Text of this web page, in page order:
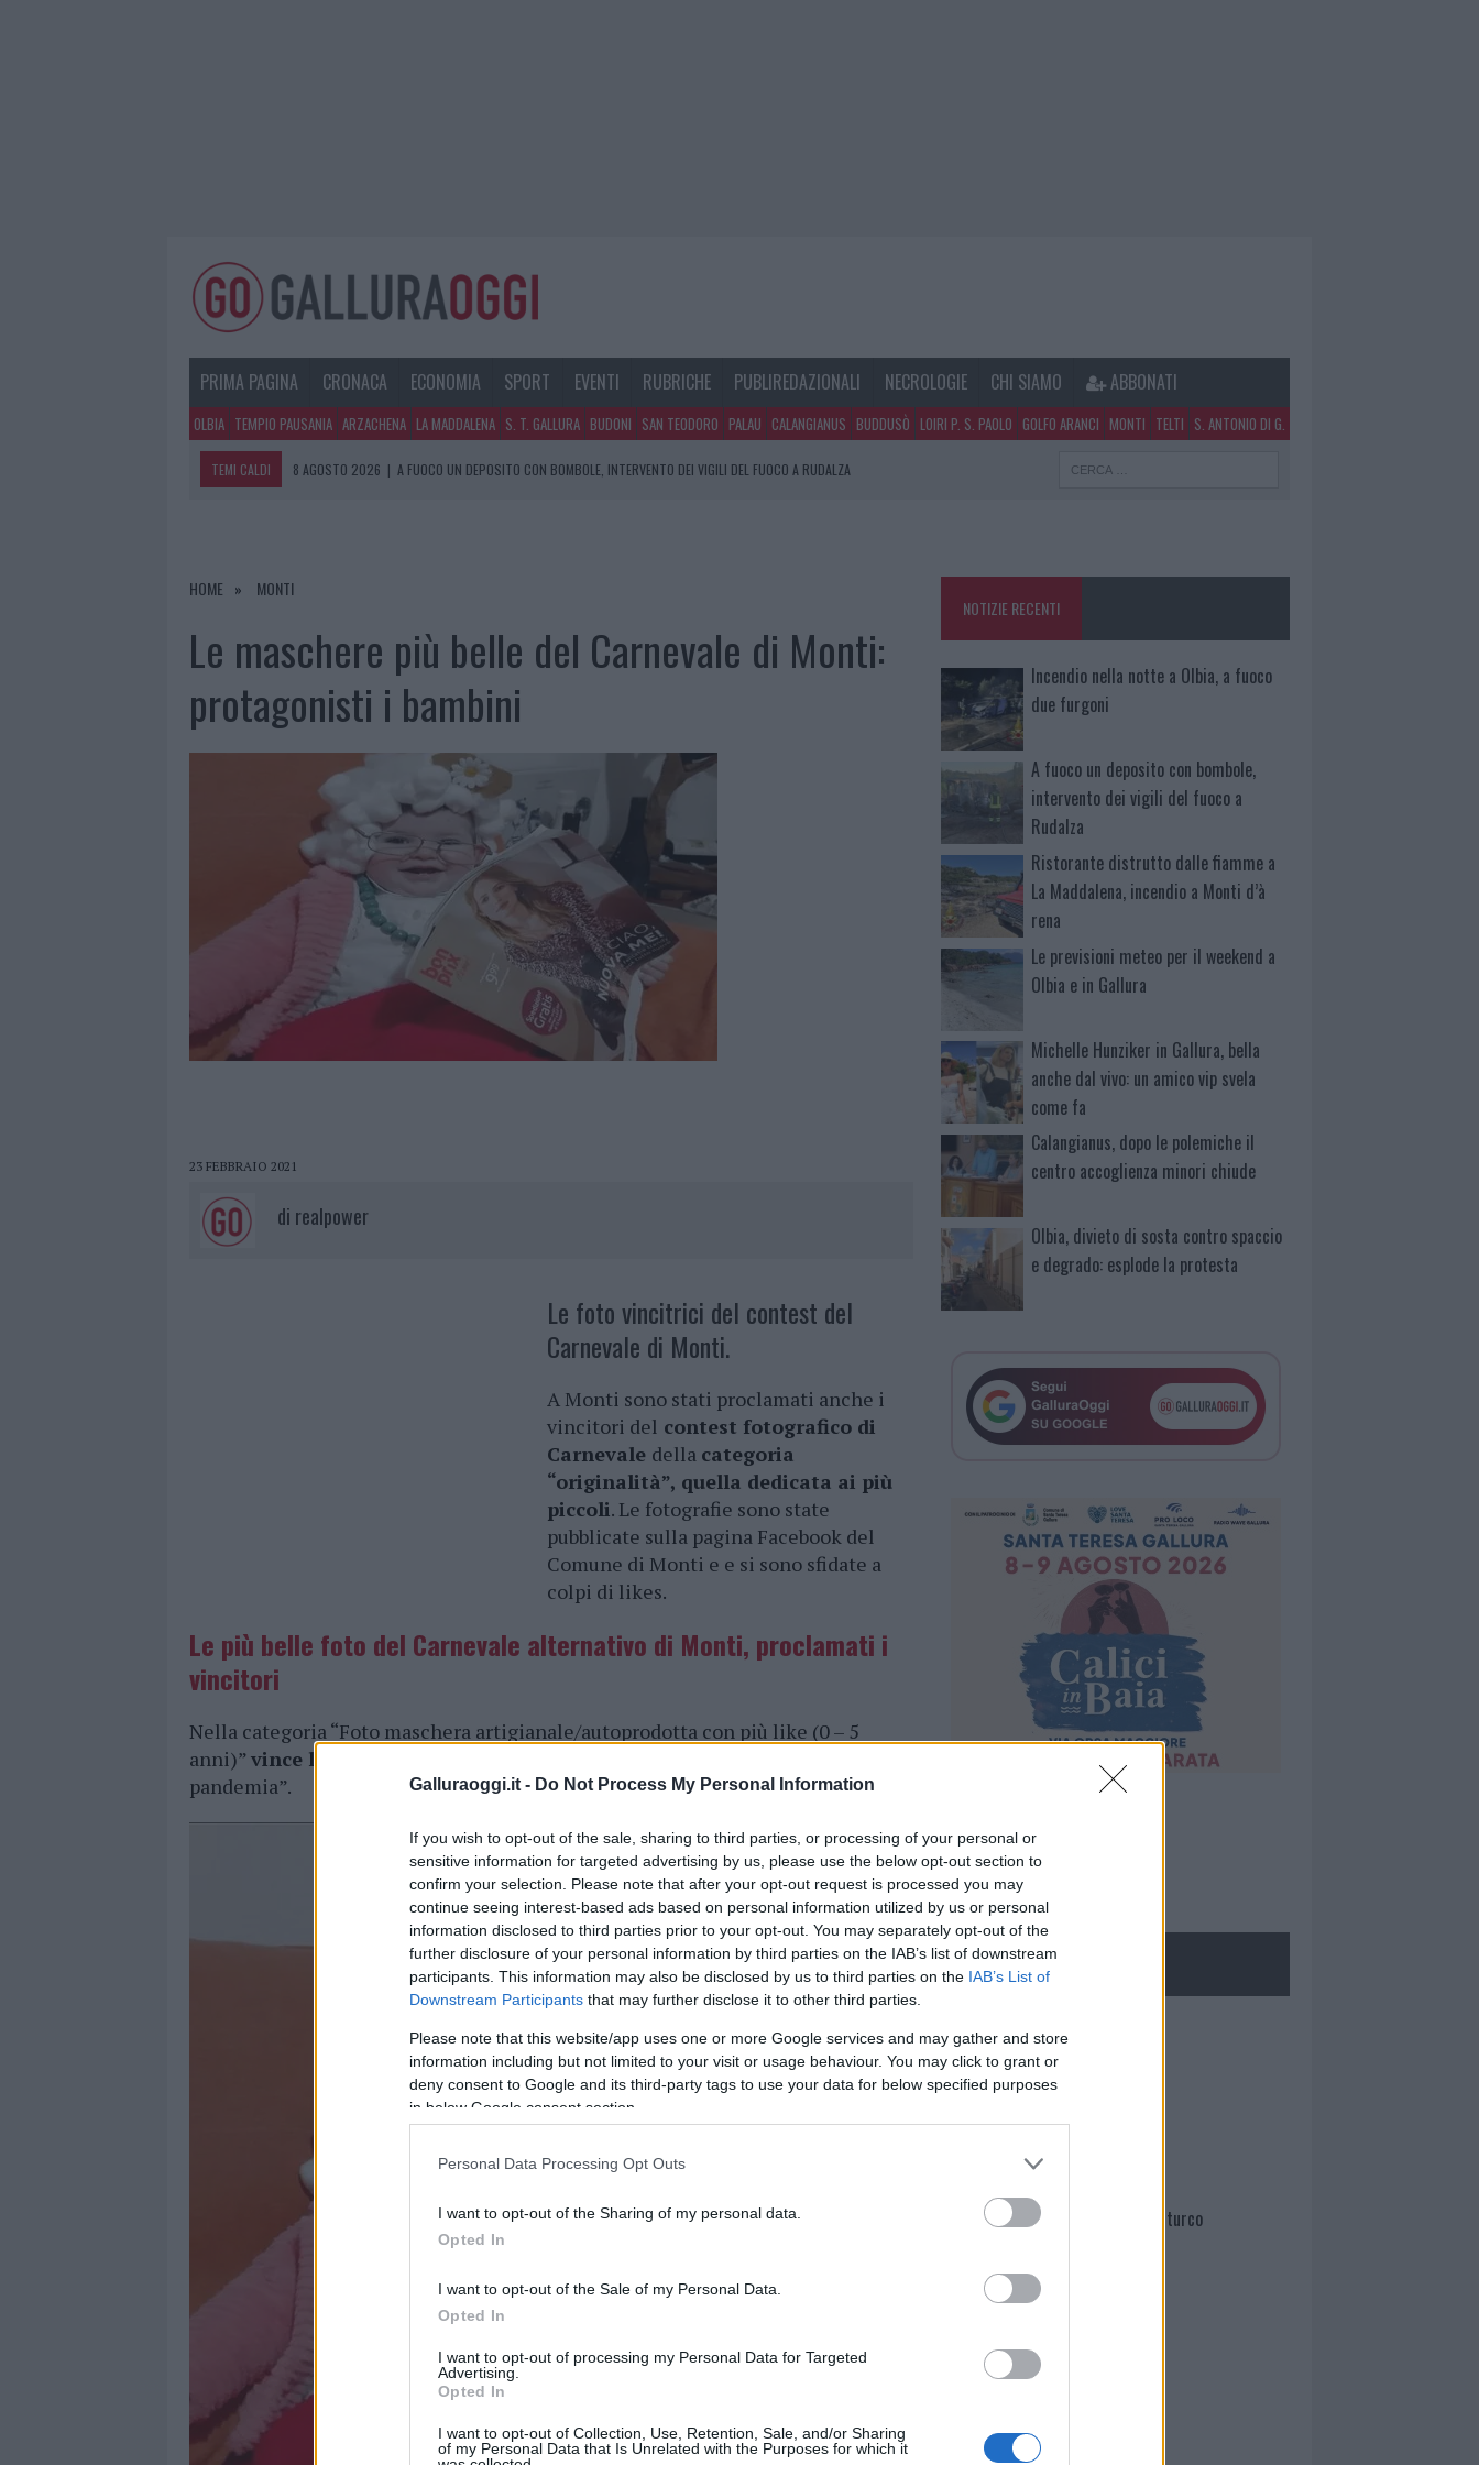
Galluraoggi.it - Do Not Process My Personal Information
If you wish to opt-out of the sale, sharing to third parties, or processing of your personal or
sensitive information for targeted advertising by us, please use the below opt-out section to
confirm your selection. Please note that after your opt-out request is processed you may
continue seeing interest-based ads based on personal information utilized by us or personal
information disclosed to third parties prior to your opt-out. You may separately opt-out of the
further disclosure of your personal information by third parties on the IAB’s list of downstream
participants. This information may also be disclosed by us to third parties on the IAB’s List of
Downstream Participants that may further disclose it to other third parties.
Please note that this website/app uses one or more Google services and may gather and store
information including but not limited to your visit or usage behaviour. You may click to grant or
deny consent to Google and its third-party tags to use your data for below specified purposes
in below Google consent section.
Personal Data Processing Opt Outs
I want to opt-out of the Sharing of my personal data.
Opted In
I want to opt-out of the Sale of my Personal Data.
Opted In
I want to opt-out of processing my Personal Data for Targeted
Advertising.
Opted In
I want to opt-out of Collection, Use, Retention, Sale, and/or Sharing
of my Personal Data that Is Unrelated with the Purposes for which it
PRIMA PAGINA CRONACA ECONOMIA SPORT EVENTI RUBRICHE PUBLIREDAZIONALI NECROLOGIE CHI SIAMO ABBONATI
OLBIA TEMPIO PAUSANIA ARZACHENA LA MADDALENA S. T. GALLURA BUDONI SAN TEODORO PALAU CALANGIANUS BUDDUSÒ LOIRI P. S. PAOLO GOLFO ARANCI MONTI TELTI S. ANTONIO DI G.
TEMI CALDI 8 AGOSTO 2026 | A FUOCO UN DEPOSITO CON BOMBOLE, INTERVENTO DEI VIGILI DEL FUOCO A RUDALZA
7 AGOSTO 2026
HOME MONTI
Le maschere più belle del Carnevale di Monti:
protagonisti i bambini
23 FEBBRAIO 2021
di realpower
Le foto vincitrici del contest del
Carnevale di Monti.
A Monti sono stati proclamati anche i
vincitori del contest fotografico di
Carnevale della categoria
“originalità”, quella dedicata ai più
piccoli. Le fotografie sono state
pubblicate sulla pagina Facebook del
Comune di Monti e e si sono sfidate a
colpi di likes.
Le più belle foto del Carnevale alternativo di Monti, proclamati i
vincitori
Nella categoria “Foto maschera artigianale/autoprodotta con più like (0 – 5
anni)”vince la foto di Miriam Decandia
pandemia”.
NOTIZIE RECENTI
Incendio nella notte a Olbia, a fuoco
due furgoni
A fuoco un deposito con bombole,
intervento dei vigili del fuoco a
Rudalza
Ristorante distrutto dalle fiamme a
La Maddalena, incendio a Monti d’à
rena
Le previsioni meteo per il weekend a
Olbia e in Gallura
Michelle Hunziker in Gallura, bella
anche dal vivo: un amico vip svela
come fa
Calangianus, dopo le polemiche il
centro accoglienza minori chiude
Olbia, divieto di sosta contro spaccio
e degrado: esplode la protesta
NECROLOGIE
Mario Malu
Paolo Pinna
Martina Agostina Diturco